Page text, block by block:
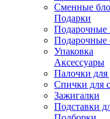
Сменные
Подарки
Подарочные
Подарочные
Упаковка
Аксессуары
Палочки
Спички для
Зажигалки
Подставки